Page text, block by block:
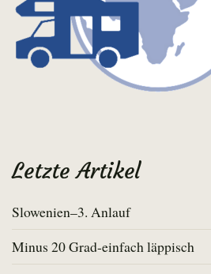
Letzte Artikel
Slowenien–3. Anlauf
Minus 20 Grad-einfach läppisch